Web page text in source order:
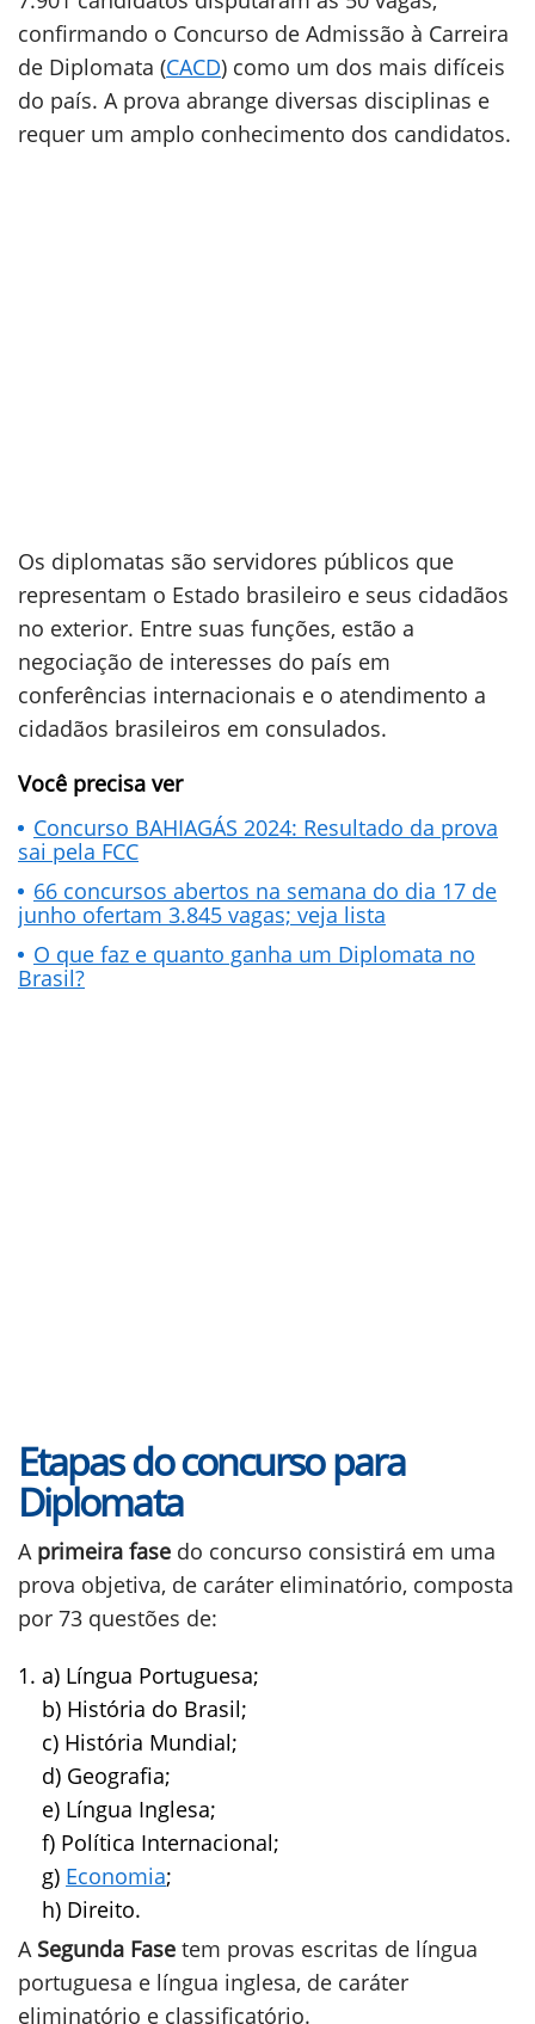
confirmando o Concurso de Admissão à Carreira
de Diplomata (CACD) como um dos mais difíceis
do país. A prova abrange diversas disciplinas e
requer um amplo conhecimento dos candidatos.
Os diplomatas são servidores públicos que
representam o Estado brasileiro e seus cidadãos
no exterior. Entre suas funções, estão a
negociação de interesses do país em
conferências internacionais e o atendimento a
cidadãos brasileiros em consulados.
Você precisa ver
Concurso BAHIAGÁS 2024: Resultado da prova
sai pela FCC
66 concursos abertos na semana do dia 17 de
junho ofertam 3.845 vagas; veja lista
O que faz e quanto ganha um Diplomata no
Brasil?
Etapas do concurso para
Diplomata
A primeira fase do concurso consistirá em uma
prova objetiva, de caráter eliminatório, composta
por 73 questões de:
a) Língua Portuguesa;
b) História do Brasil;
c) História Mundial;
d) Geografia;
e) Língua Inglesa;
f) Política Internacional;
g) Economia;
h) Direito.
A Segunda Fase tem provas escritas de língua
portuguesa e língua inglesa, de caráter
eliminatório e classificatório.